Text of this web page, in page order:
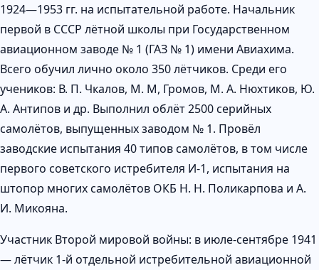
1924—1953 гг. на испытательной работе. Начальник
первой в СССР лётной школы при Государственном
авиационном заводе № 1 (ГАЗ № 1) имени Авиахима.
Всего обучил лично около 350 лётчиков. Среди его
учеников: В. П. Чкалов, М. М, Громов, М. А. Нюхтиков, Ю.
А. Антипов и др. Выполнил облёт 2500 серийных
самолётов, выпущенных заводом № 1. Провёл
заводские испытания 40 типов самолётов, в том числе
первого советского истребителя И-1, испытания на
штопор многих самолётов ОКБ Н. Н. Поликарпова и А.
И. Микояна.
Участник Второй мировой войны: в июле-сентябре 1941
— лётчик 1-й отдельной истребительной авиационной